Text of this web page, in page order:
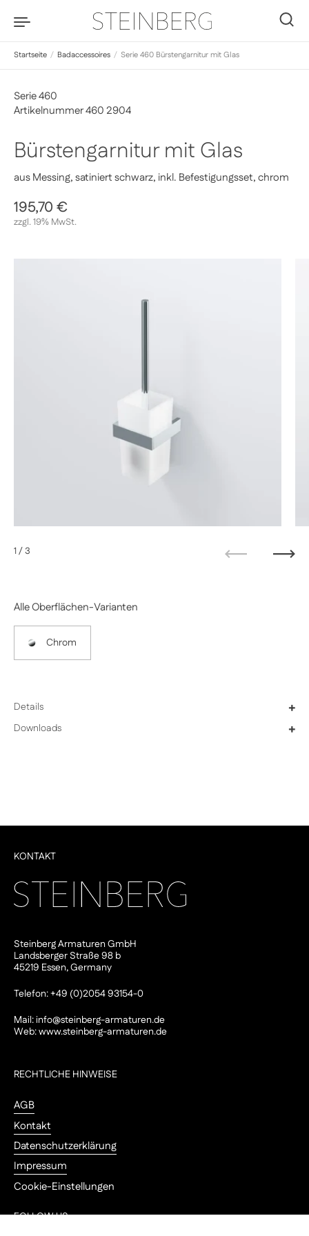
Startseite / Badaccessoires / Serie 460 Bürstengarnitur mit Glas
Bürstengarnitur mit Glas
aus Messing, satiniert schwarz, inkl. Befestigungsset, chrom
Serie 460
Artikelnummer 460 2904
Regulärer Preis
195,70 €
zzgl. 19% MwSt.
Alle Oberflächen-Varianten
Chrom
Details +
Downloads +
1/ 3
KONTAKT
Steinberg Armaturen GmbH
Landsberger Straße 98 b
45219 Essen, Germany
Telefon: +49 (0)2054 93154-0
Mail:info@steinberg-armaturen.de
Web:www.steinberg-armaturen.de
RECHTLICHE HINWEISE
AGB
Kontakt
Datenschutzerklärung
Impressum
Cookie-Einstellungen
FOLLOW US